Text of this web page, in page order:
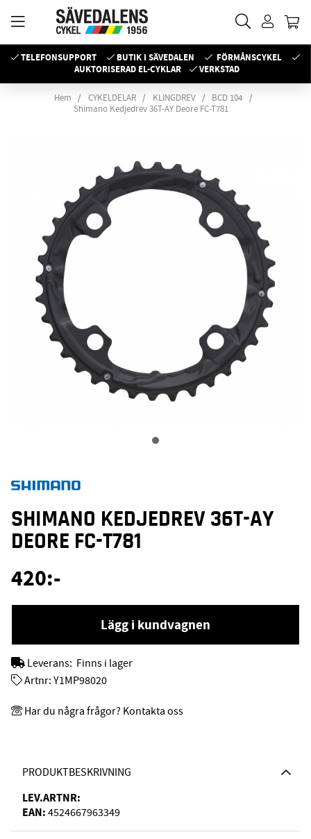
TELEFONSUPPORT BUTIK I SÄVEDALEN
FÖRMÅNSCYKEL
AUKTORISERAD EL-CYKLAR
VERKSTAD
Hem CYKELDELAR KLINGDREV
BCD 104
Shimano Kedjedrev 36T-AY Deore FC-T781
PRODUKTBESKRIVNING
LEV.ARTNR:
EAN: 4524667963349
SHIMANO KEDJEDREV 36T-AY
DEORE FC-T781
420:-
Lägg i kundvagnen
Leverans: Finns i lager
Artnr: Y1MP98020
Har du några frågor? Kontakta oss